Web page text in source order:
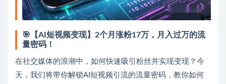
🎯【AI短视频变现】2个月涨粉17万，月入过万的流
量密码！
在社交媒体的浪潮中，如何快速吸引粉丝并实现变现？今
天，我们将带你解锁AI短视频引流的流量密码，教你如何